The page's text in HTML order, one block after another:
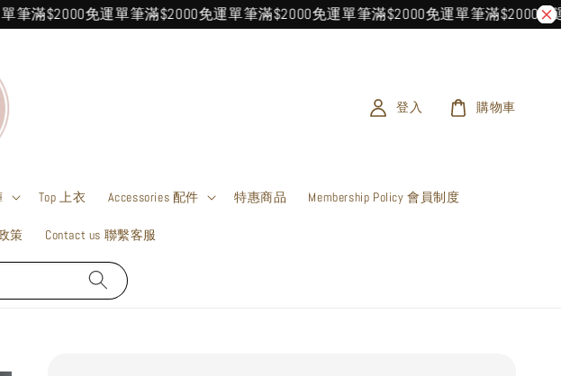
免運單筆滿$2000免運單筆滿$2000免運單筆滿$2000免運單筆滿$2000免運單筆
Top 上衣 Accessories 配件 特惠商品 Membership Policy 會員制度
策 Contact us 聯繫客服
登入 購物車